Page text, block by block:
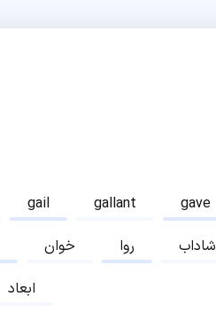
gail gallant
gave
خوان روا
شاداب
ابعاد